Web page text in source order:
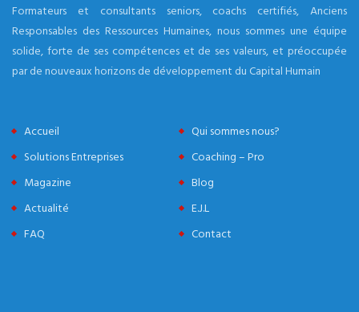
Formateurs et consultants seniors, coachs certifiés, Anciens
Responsables des Ressources Humaines, nous sommes une équipe
solide, forte de ses compétences et de ses valeurs, et préoccupée
par de nouveaux horizons de développement du Capital Humain
Accueil
Qui sommes nous?
Solutions Entreprises
Coaching – Pro
Magazine
Blog
Actualité
E.J.L
FAQ
Contact